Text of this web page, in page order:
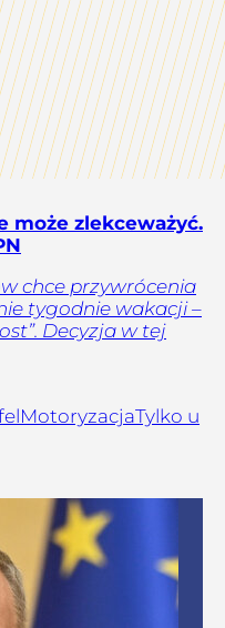
może zlekceważyć.
chce przywrócenia
tygodnie wakacji –
Decyzja w tej
MotoryzacjaTylko u